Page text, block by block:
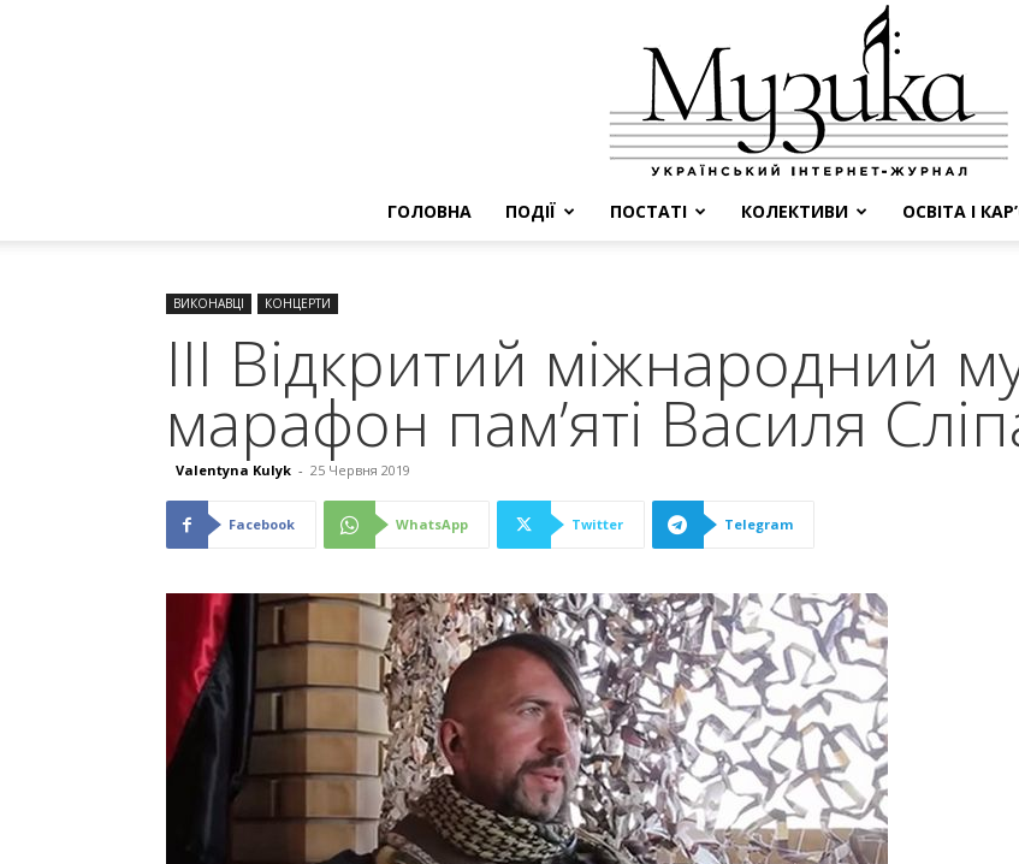
ГОЛОВНА ПОДІЇ ПОСТАТІ КОЛЕКТИВИ ОСВІТА І
ВИКОНАВЦІ КОНЦЕРТИ
ІІІ Відкритий міжнародний
марафон пам’яті Василя
Valentyna Kulyk - 25 Червня 2019
Facebook WhatsApp Twitter Telegram